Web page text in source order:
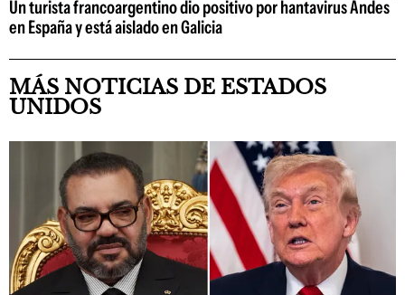
Un turista francoargentino dio positivo por hantavirus Andes
en España y está aislado en Galicia
MÁS NOTICIAS DE ESTADOS
UNIDOS